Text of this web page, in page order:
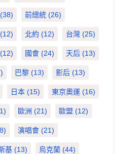
(38) 前總統 (26)
(12) 北約 (12) 台灣 (25)
(12) 國會 (24) 天后 (13)
巴黎 (13) 影后 (13)
日本 (15) 東京奧運 (16)
歐洲 (21) 歐盟 (12)
演唱會 (21)
基 (13) 烏克蘭 (44)